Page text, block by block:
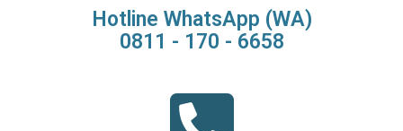
Hotline WhatsApp (WA)
0811 - 170 - 6658